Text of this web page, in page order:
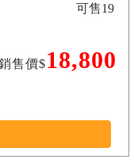
售價$18,800
可售19